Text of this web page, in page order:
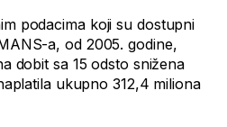
podacima koji su dostupni
a, od 2005. godine,
dobit sa 15 odsto snižena
ukupno 312,4 miliona